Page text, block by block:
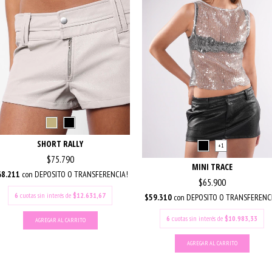
SHORT RALLY
$75.790
con DEPOSITO O TRANSFERENCIA!
6 cuotas sin interés de $12.631,67
AGREGAR AL CARRITO
+1
MINI TRACE
$65.900
$59.310 con DEPOSITO O
6 cuotas sin interés de $10.983,33
AGREGAR AL CARRITO